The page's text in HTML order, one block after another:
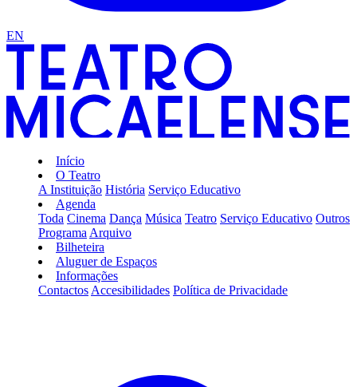
EN
Início
O Teatro
A Instituição História Serviço Educativo
Agenda
Toda Cinema Dança Música Teatro Serviço Educativo Outros
Programa Arquivo
Bilheteira
Aluguer de Espaços
Informações
Contactos Accesibilidades Política de Privacidade